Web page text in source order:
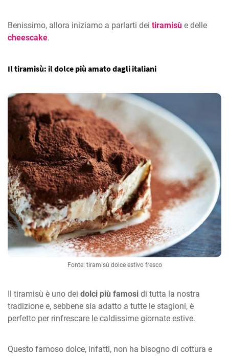
Benissimo, allora iniziamo a parlarti dei tiramisù e delle
cheescake.
Il tiramisù: il dolce più amato dagli italiani
Fonte: tiramisù dolce estivo fresco
Il tiramisù è uno dei dolci più famosi di tutta la nostra
tradizione e, sebbene sia adatto a tutte le stagioni, è
perfetto per rinfrescare le caldissime giornate estive.
Questo famoso dolce, infatti, non ha bisogno di cottura e